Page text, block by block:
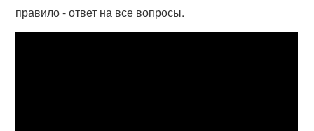
правило - ответ на все вопросы.